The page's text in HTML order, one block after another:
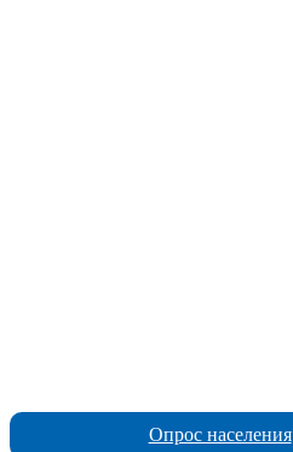
Опрос населения